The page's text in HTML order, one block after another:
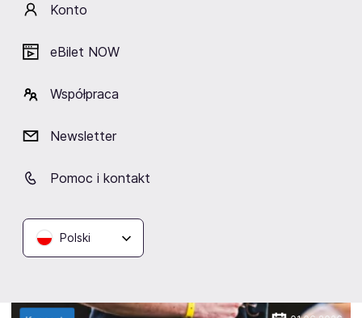
Konto
eBilet NOW
Współpraca
Newsletter
Pomoc i kontakt
Polski